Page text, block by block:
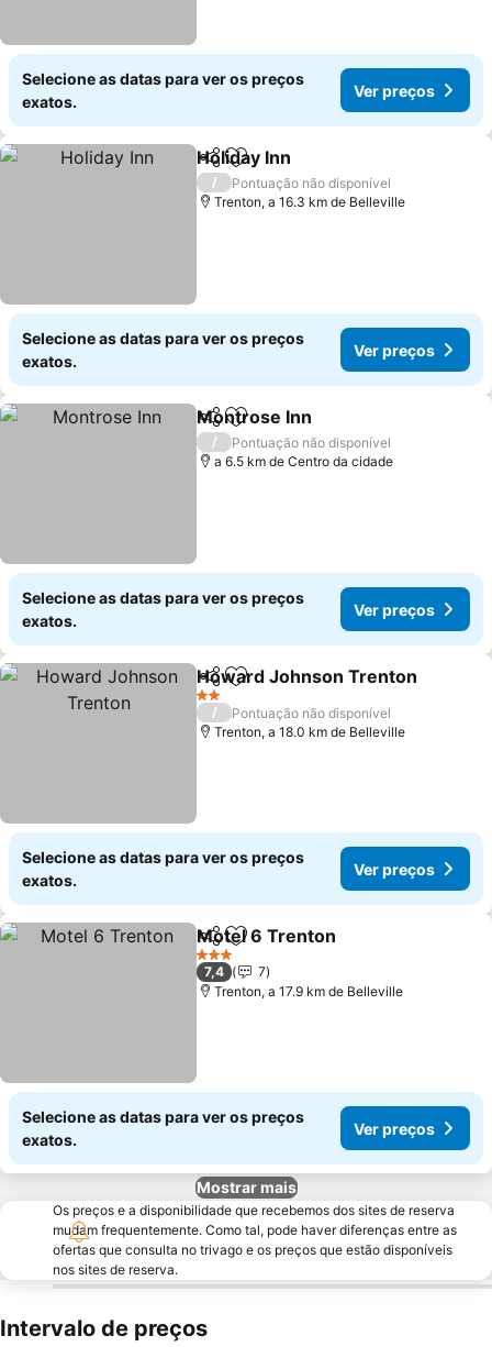
Selecione as datas para ver os preços
exatos.
Ver preços
PartilharAdicionar aos favoritos
Holiday Inn
/
Pontuação não disponível
Trenton, a 16.3 km de Belleville
Selecione as datas para ver os preços
exatos.
Ver preços
PartilharAdicionar aos favoritos
Montrose Inn
/
Pontuação não disponível
a 6.5 km de Centro da cidade
Selecione as datas para ver os preços
exatos.
Ver preços
PartilharAdicionar aos favoritos
Howard Johnson Trenton
2 Estrelas
/
Pontuação não disponível
Trenton, a 18.0 km de Belleville
Selecione as datas para ver os preços
exatos.
Ver preços
PartilharAdicionar aos favoritos
Motel 6 Trenton
3 Estrelas
7,4
7
Trenton, a 17.9 km de Belleville
Selecione as datas para ver os preços
exatos.
Ver preços
Mostrar mais
Os preços e a disponibilidade que recebemos dos sites de reserva
mudam frequentemente. Como tal, pode haver diferenças entre as
ofertas que consulta no trivago e os preços que estão disponíveis
nos sites de reserva.
Intervalo de preços